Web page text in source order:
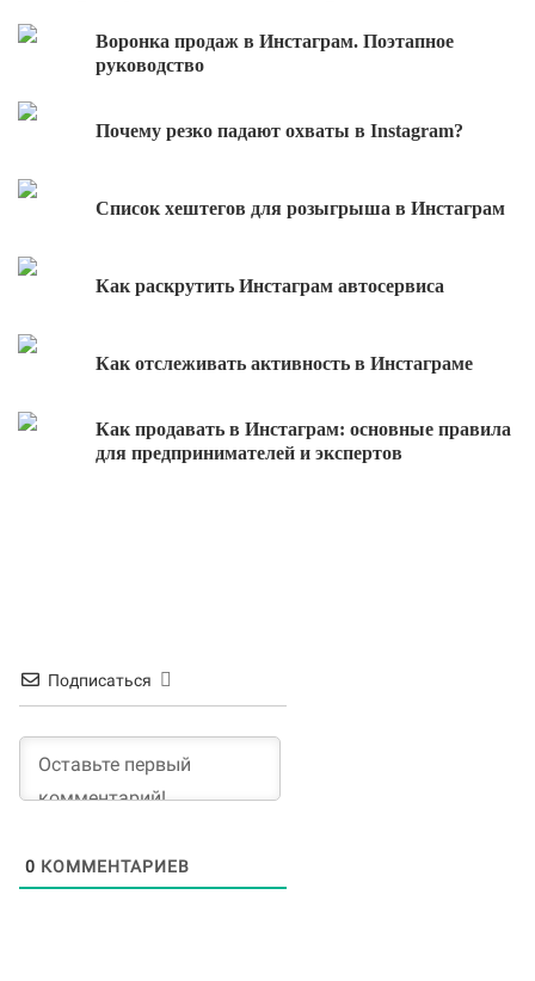
Воронка продаж в Инстаграм. Поэтапное
руководство
Почему резко падают охваты в Instagram?
Список хештегов для розыгрыша в Инстаграм
Как раскрутить Инстаграм автосервиса
Как отслеживать активность в Инстаграме
Как продавать в Инстаграм: основные правила
для предпринимателей и экспертов
Подписаться
0 КОММЕНТАРИЕВ